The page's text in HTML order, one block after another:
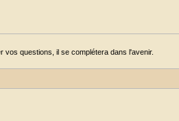
questions, il se complétera dans l'avenir.